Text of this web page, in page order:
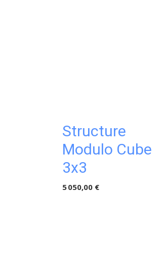
Structure
Modulo Cube
3x3
5 050,00 €